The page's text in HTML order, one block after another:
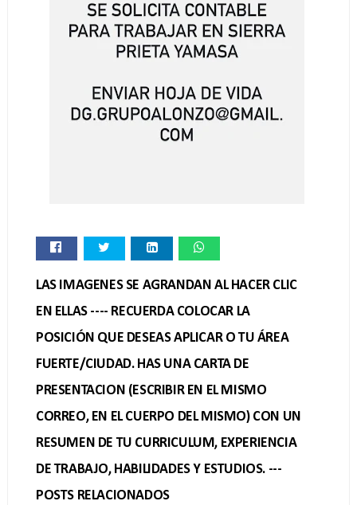
LAS IMAGENES SE AGRANDAN AL HACER CLIC
EN ELLAS ---- RECUERDA COLOCAR LA
POSICIÓN QUE DESEAS APLICAR O TU ÁREA
FUERTE/CIUDAD. HAS UNA CARTA DE
PRESENTACION (ESCRIBIR EN EL MISMO
CORREO, EN EL CUERPO DEL MISMO) CON UN
RESUMEN DE TU CURRICULUM, EXPERIENCIA
DE TRABAJO, HABILIDADES Y ESTUDIOS. ---
POSTS RELACIONADOS